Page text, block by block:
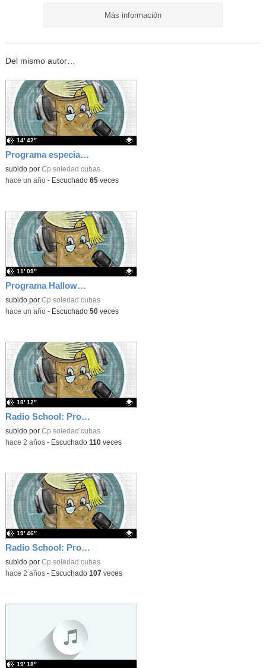
Más información
Del mismo autor…
Programa especial de Radio sobre Convivencia en el C.E.I.P. Bilingüe "Ntra. Sra. de la Soledad".
Contenido educativo.
subido por Cp soledad cubas
14′ 42″
-hace un año- Escuchado 65veces
Programa Halloween Octubre 2024: Radio School
Contenido educativo.
subido por Cp soledad cubas
11′ 09″
-hace un año- Escuchado 50veces
Radio School: Programa de Radio "El sitio de mi recreo" 2
Contenido educativo.
subido por Cp soledad cubas
18′ 12″
-hace 2 años- Escuchado 110veces
Radio School: Programa de radio "El sitio de mi recreo" 1
Contenido educativo.
subido por Cp soledad cubas
19′ 46″
-hace 2 años- Escuchado 107 veces
19′ 18″